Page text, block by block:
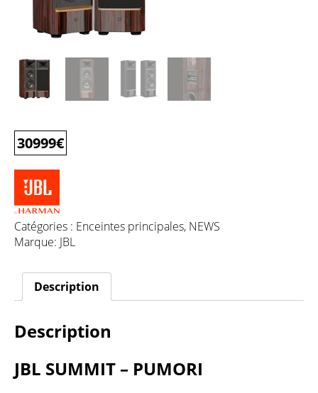
30999€
Catégories : Enceintes principales, NEWS
Marque: JBL
Description
Description
JBL SUMMIT – PUMORI